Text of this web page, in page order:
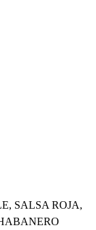
SALSA ROJA,